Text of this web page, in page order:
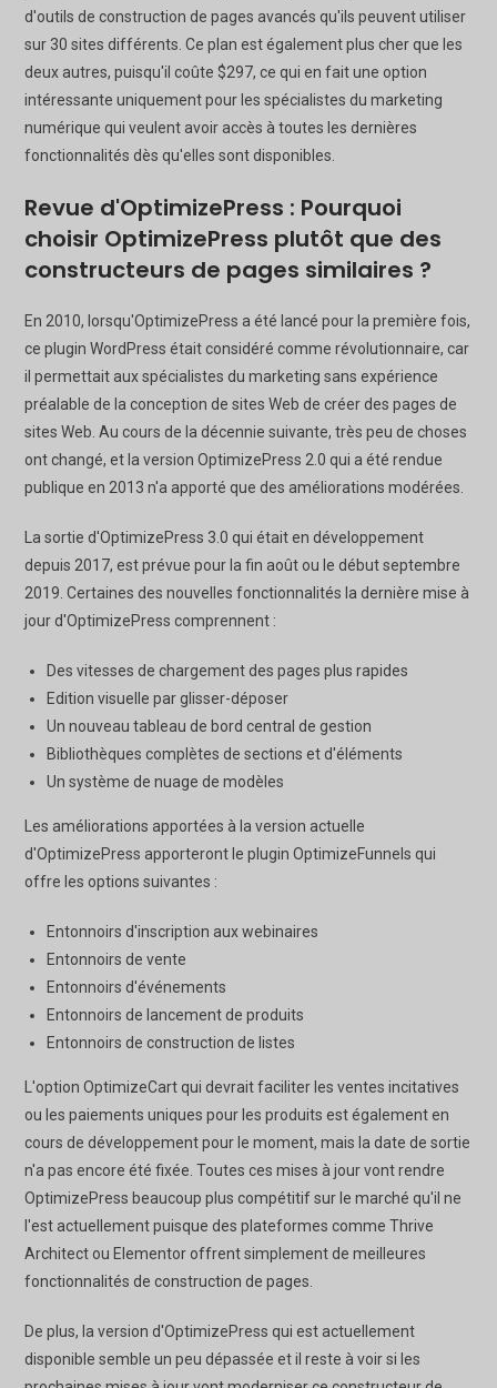
d'outils de construction de pages avancés qu'ils peuvent utiliser
sur 30 sites différents. Ce plan est également plus cher que les
deux autres, puisqu'il coûte $297, ce qui en fait une option
intéressante uniquement pour les spécialistes du marketing
numérique qui veulent avoir accès à toutes les dernières
fonctionnalités dès qu'elles sont disponibles.
Revue d'OptimizePress : Pourquoi
choisir OptimizePress plutôt que des
constructeurs de pages similaires ?
En 2010, lorsqu'OptimizePress a été lancé pour la première fois,
ce plugin WordPress était considéré comme révolutionnaire, car
il permettait aux spécialistes du marketing sans expérience
préalable de la conception de sites Web de créer des pages de
sites Web. Au cours de la décennie suivante, très peu de choses
ont changé, et la version OptimizePress 2.0 qui a été rendue
publique en 2013 n'a apporté que des améliorations modérées.
La sortie d'OptimizePress 3.0 qui était en développement
depuis 2017, est prévue pour la fin août ou le début septembre
2019. Certaines des nouvelles fonctionnalités la dernière mise à
jour d'OptimizePress comprennent :
Des vitesses de chargement des pages plus rapides
Edition visuelle par glisser-déposer
Un nouveau tableau de bord central de gestion
Bibliothèques complètes de sections et d'éléments
Un système de nuage de modèles
Les améliorations apportées à la version actuelle
d'OptimizePress apporteront le plugin OptimizeFunnels qui
offre les options suivantes :
Entonnoirs d'inscription aux webinaires
Entonnoirs de vente
Entonnoirs d'événements
Entonnoirs de lancement de produits
Entonnoirs de construction de listes
L'option OptimizeCart qui devrait faciliter les ventes incitatives
ou les paiements uniques pour les produits est également en
cours de développement pour le moment, mais la date de sortie
n'a pas encore été fixée. Toutes ces mises à jour vont rendre
OptimizePress beaucoup plus compétitif sur le marché qu'il ne
l'est actuellement puisque des plateformes comme Thrive
Architect ou Elementor offrent simplement de meilleures
fonctionnalités de construction de pages.
De plus, la version d'OptimizePress qui est actuellement
disponible semble un peu dépassée et il reste à voir si les